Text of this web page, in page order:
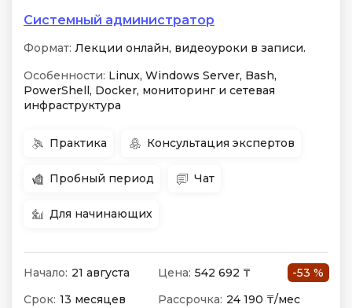
Системный администратор
Формат: Лекции онлайн, видеоуроки в записи.
Особенности: Linux, Windows Server, Bash,
PowerShell, Docker, мониторинг и сетевая
инфраструктура
Практика Консультация экспертов
Пробный период Чат
Для начинающих
Начало: 21 августа Цена: 542 692 ₸
-53 %
Срок: 13 месяцев Рассрочка: 24 190 ₸/мес